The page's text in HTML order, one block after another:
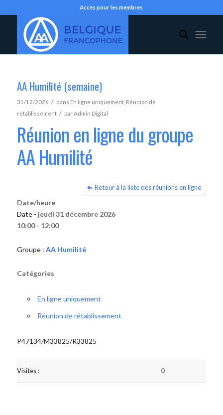
Accès pour les membres
AA Humilité (semaine)
31/12/2026 / dans En ligne uniquement, Réunion de
rétablissement / parAdmin Digital
Réunion en ligne du groupe
AA Humilité
Retour à la liste des réunions en ligne
Date/heure
Date - jeudi 31 décembre 2026
10:00 - 12:00
Groupe : AA Humilité
Catégories
En ligne uniquement
Réunion de rétablissement
P47134/M33825/R33825
Visites : 0